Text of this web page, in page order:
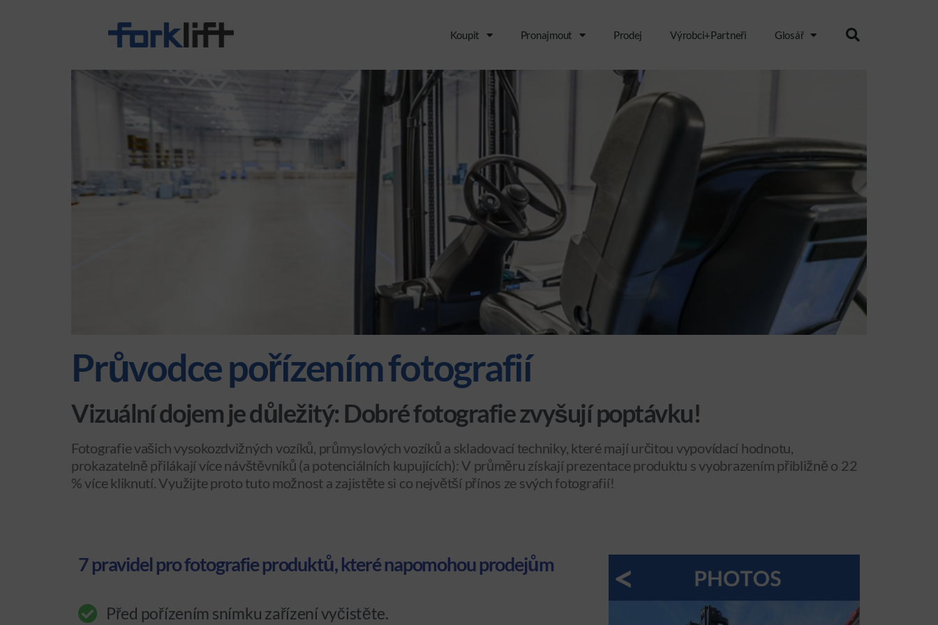
Koupit Pronajmout Prodej Výrobci+Partneři Glosář
Průvodce pořízením fotografií
Vizuální dojem je důležitý: Dobré fotografie zvyšují poptávku!
Fotografie vašich vysokozdvižných vozíků, průmyslových vozíků a skladovací techniky, které mají určitou vypovídací hodnotu,
prokazatelně přilákají více návštěvníků (a potenciálních kupujících): V průměru získají prezentace produktu s vyobrazením přibližně o 22
% více kliknutí. Využijte proto tuto možnost a zajistěte si co největší přínos ze svých fotografií!
7 pravidel pro fotografie produktů, které napomohou prodejům
Před pořízením snímku zařízení vyčistěte.